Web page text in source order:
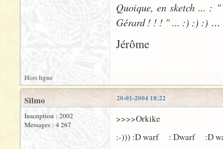
Quoique, en sketch ... :
Gérard ! ! ! " ... :) :) :) ...
Jérôme
Hors ligne
20-01-2004 18:22
Silmo
Inscription : 2002
Messages : 4 267
>>>>Orkike
:-))) :D warf : Dwarf :D